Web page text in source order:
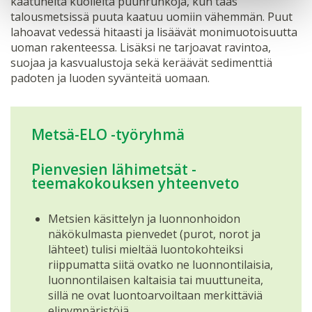
talousmetsissä puuta kaatuu uomiin vähemmän. Puut
lahoavat vedessä hitaasti ja lisäävät monimuotoisuutta
uoman rakenteessa. Lisäksi ne tarjoavat ravintoa,
suojaa ja kasvualustoja sekä keräävät sedimenttiä
padoten ja luoden syvänteitä uomaan.
Metsä-ELO -työryhmä
Pienvesien lähimetsät -
teemakokouksen yhteenveto
Metsien käsittelyn ja luonnonhoidon
näkökulmasta pienvedet (purot, norot ja
lähteet) tulisi mieltää luontokohteiksi
riippumatta siitä ovatko ne luonnontilaisia,
luonnontilaisen kaltaisia tai muuttuneita,
sillä ne ovat luontoarvoiltaan merkittäviä